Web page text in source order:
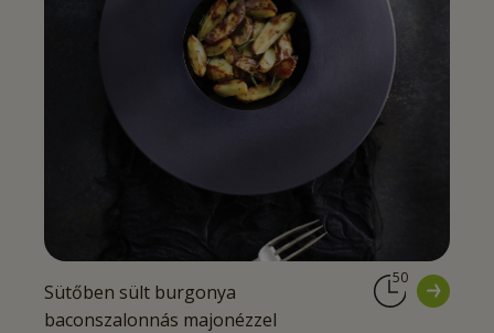
Sütőben sült burgonya
baconszalonnás majonézzel
50